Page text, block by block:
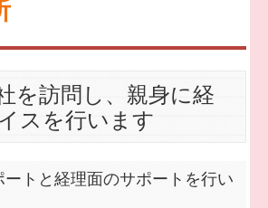
を訪問し、親身に経
スを行います
ートと経理面のサポートを行い